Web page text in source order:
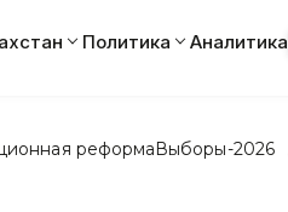
Политика Аналитика
реформаВыборы-2026